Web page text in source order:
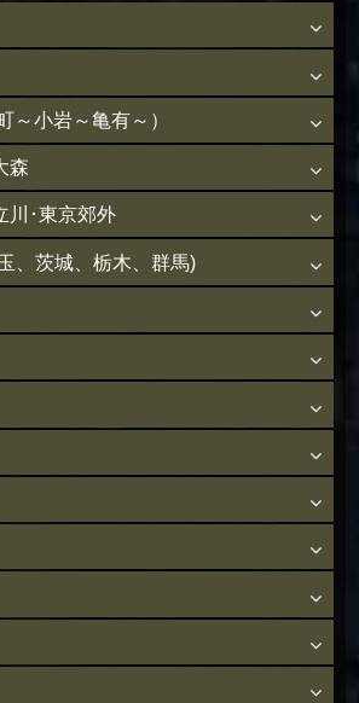
～小岩～亀有～）
森
川･東京郊外
、茨城、栃木、群馬)